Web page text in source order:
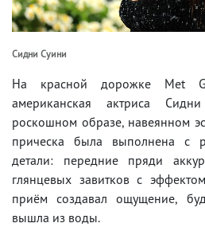
Сидни Суини
На красной дорожке Met
американская актриса
роскошном образе, навеянном
прическа была выполнена с
детали: передние пряди
глянцевых завитков с
приём создавал ощущение,
вышла из воды.